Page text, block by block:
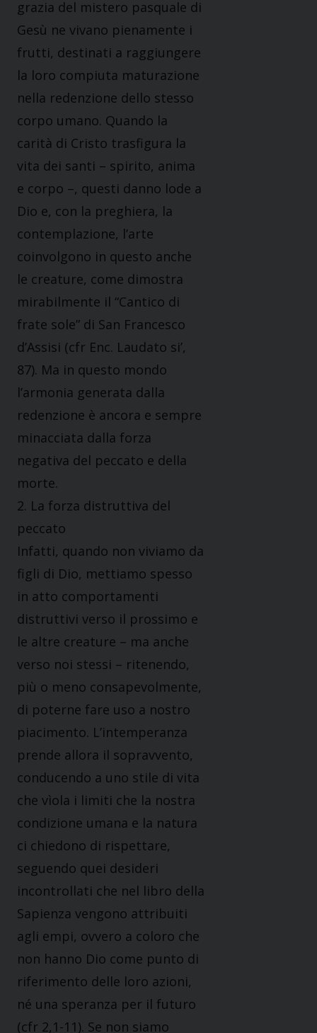
grazia del mistero pasquale di
Gesù ne vivano pienamente i
frutti, destinati a raggiungere
la loro compiuta maturazione
nella redenzione dello stesso
corpo umano. Quando la
carità di Cristo trasfigura la
vita dei santi – spirito, anima
e corpo –, questi danno lode a
Dio e, con la preghiera, la
contemplazione, l’arte
coinvolgono in questo anche
le creature, come dimostra
mirabilmente il “Cantico di
frate sole” di San Francesco
d’Assisi (cfr Enc. Laudato si’,
87). Ma in questo mondo
l’armonia generata dalla
redenzione è ancora e sempre
minacciata dalla forza
negativa del peccato e della
morte.
2. La forza distruttiva del
peccato
Infatti, quando non viviamo da
figli di Dio, mettiamo spesso
in atto comportamenti
distruttivi verso il prossimo e
le altre creature – ma anche
verso noi stessi – ritenendo,
più o meno consapevolmente,
di poterne fare uso a nostro
piacimento. L’intemperanza
prende allora il sopravvento,
conducendo a uno stile di vita
che vìola i limiti che la nostra
condizione umana e la natura
ci chiedono di rispettare,
seguendo quei desideri
incontrollati che nel libro della
Sapienza vengono attribuiti
agli empi, ovvero a coloro che
non hanno Dio come punto di
riferimento delle loro azioni,
né una speranza per il futuro
(cfr 2,1-11). Se non siamo